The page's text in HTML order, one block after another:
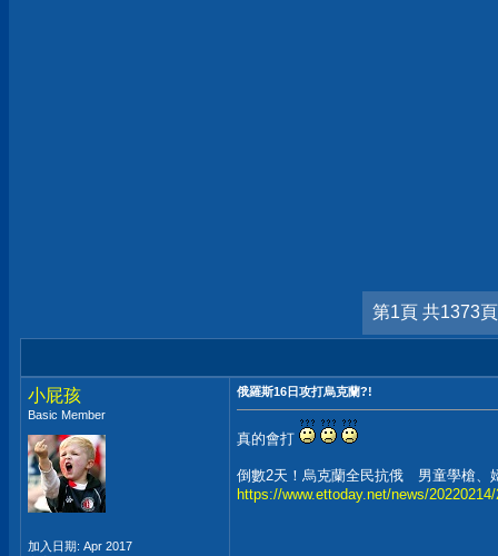
第1頁 共1373頁
小屁孩
Basic Member
加入日期: Apr 2017
俄羅斯16日攻打烏克蘭?!
真的會打
倒數2天！烏克蘭全民抗俄 男童學槍、
https://www.ettoday.net/news/